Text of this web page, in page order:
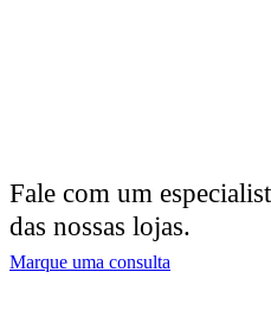
Fale com um
das nossas lojas.
Marque uma consulta